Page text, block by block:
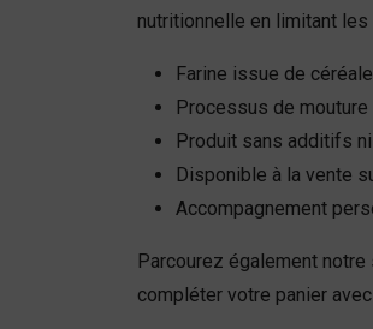
nutritionnelle en limitant
Farine issue de
Processus de
Produit sans additifs
Disponible à la vente
Accompagnement
Parcourez également
compléter votre panier